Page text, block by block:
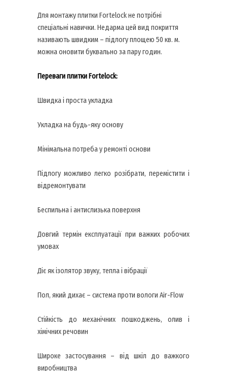
Для монтажу плитки Fortelock не потрібні
спеціальні навички. Недарма цей вид покриття
називають швидким – підлогу площею 50 кв. м.
можна оновити буквально за пару годин.
Переваги плитки Fortelock:
Швидка і проста укладка
Укладка на будь-яку основу
Мінімальна потреба у ремонті основи
Підлогу можливо легко розібрати, перемістити і
відремонтувати
Беспильна і антислизька поверхня
Довгий термін експлуатації при важких робочих
умовах
Діє як ізолятор звуку, тепла і вібрації
Пол, який дихає – система проти вологи Air-Flow
Стійкість до механічних пошкоджень, олив і
хімічних речовин
Широке застосування – від шкіл до важкого
виробництва